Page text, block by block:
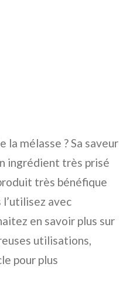
la mélasse ? Sa saveur
ingrédient très prisé
très bénéfique
avec
en savoir plus sur
utilisations,
pour plus